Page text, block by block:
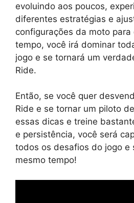
evoluindo aos poucos,
diferentes estratégias e
configurações da moto
tempo, você irá dominar
jogo e se tornará um
Ride.
Então, se você quer
Ride e se tornar um piloto
essas dicas e treine
e persistência, você será
todos os desafios do jogo e
mesmo tempo!